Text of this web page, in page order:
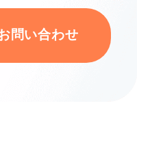
問い合わせ